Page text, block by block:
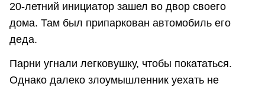
20-летний инициатор зашел во двор своего
дома. Там был припаркован автомобиль его
деда.
Парни угнали легковушку, чтобы покататься.
Однако далеко злоумышленник уехать не